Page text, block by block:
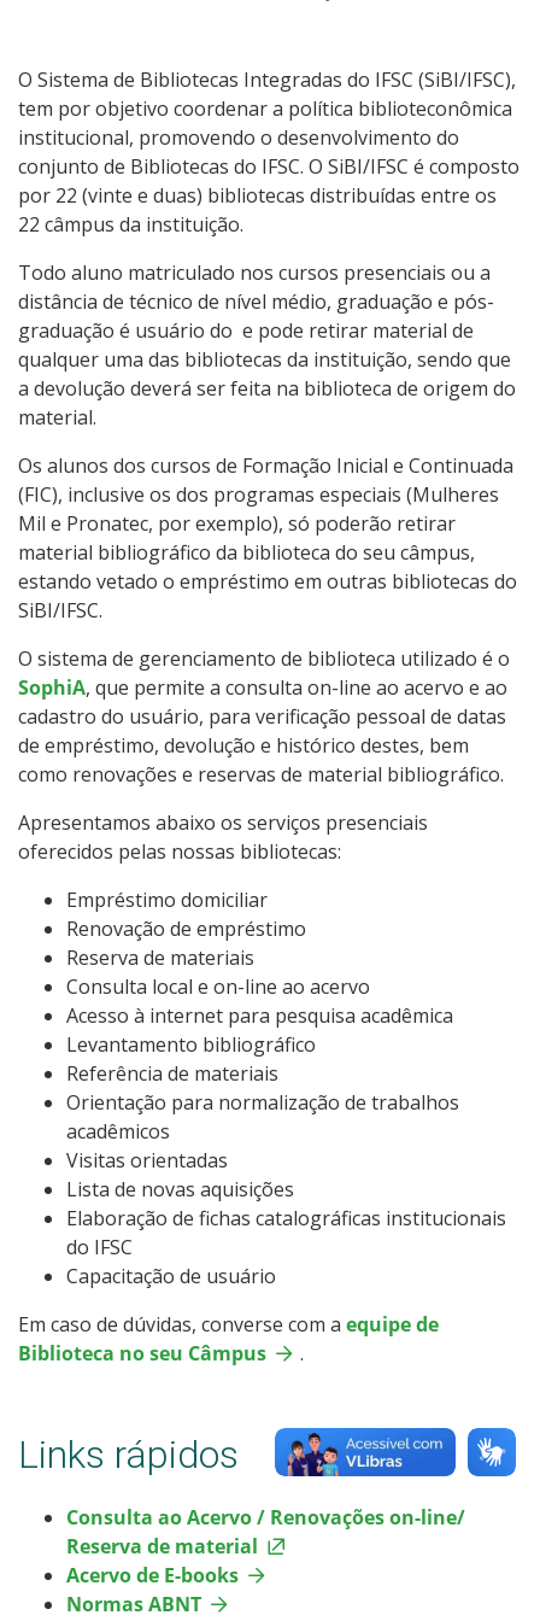
Clube de Leitura
Repositório Institucional
O Sistema de Bibliotecas Integradas do IFSC (SiBI/IFSC),
tem por objetivo coordenar a política biblioteconômica
institucional, promovendo o desenvolvimento do
conjunto de Bibliotecas do IFSC. O SiBI/IFSC é composto
por 22 (vinte e duas) bibliotecas distribuídas entre os
22 câmpus da instituição.
Todo aluno matriculado nos cursos presenciais ou a
distância de técnico de nível médio, graduação e pós-
graduação é usuário do e pode retirar material de
qualquer uma das bibliotecas da instituição, sendo que
a devolução deverá ser feita na biblioteca de origem do
material.
Os alunos dos cursos de Formação Inicial e Continuada
(FIC), inclusive os dos programas especiais (Mulheres
Mil e Pronatec, por exemplo), só poderão retirar
material bibliográfico da biblioteca do seu câmpus,
estando vetado o empréstimo em outras bibliotecas do
SiBI/IFSC.
O sistema de gerenciamento de biblioteca utilizado é o
SophiA, que permite a consulta on-line ao acervo e ao
cadastro do usuário, para verificação pessoal de datas
de empréstimo, devolução e histórico destes, bem
como renovações e reservas de material bibliográfico.
Apresentamos abaixo os serviços presenciais
oferecidos pelas nossas bibliotecas:
Empréstimo domiciliar
Renovação de empréstimo
Reserva de materiais
Consulta local e on-line ao acervo
Acesso à internet para pesquisa acadêmica
Levantamento bibliográfico
Referência de materiais
Orientação para normalização de trabalhos
acadêmicos
Visitas orientadas
Lista de novas aquisições
Elaboração de fichas catalográficas institucionais
do IFSC
Capacitação de usuário
Em caso de dúvidas, converse com a equipe de
Biblioteca no seu Câmpus
.
Links rápidos
Consulta ao Acervo / Renovações on-line/
Reserva de material
Acervo de E-books
Normas ABNT